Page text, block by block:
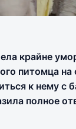
крайне
питомца
к нему с
полное